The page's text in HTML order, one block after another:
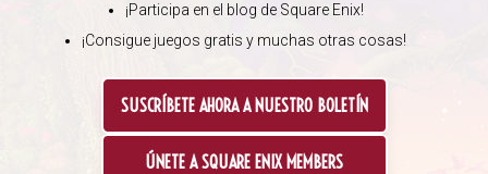
¡Participa en el blog de Square Enix!
¡Consigue juegos gratis y muchas otras cosas!
SUSCRÍBETE AHORA A NUESTRO BOLETÍN
ÚNETE A SQUARE ENIX MEMBERS